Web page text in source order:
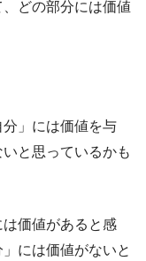
、どの部分には価値
」には価値を与
と思っているかも
価値があると感
には価値がないと